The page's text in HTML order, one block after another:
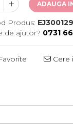
ADAUGA
Produs: EJ300129
de ajutor? 0731
Cere